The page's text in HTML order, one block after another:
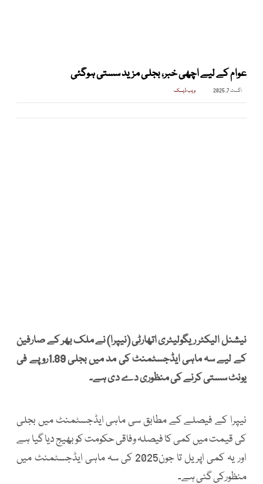
عوام کے لیے اچھی خبر، بجلی مزید سستی ہوگئی
اگست 7, 2025 ویب ڈیسک
نیشنل الیکٹر ریگولیٹری اتھارٹی (نیپرا) نے ملک بھر کے صارفین
کے لیے سہ ماہی ایڈجسٹمنٹ کی مد میں بجلی 1.89روپے فی
یونٹ سستی کرنے کی منظوری دے دی ہے۔
نیپرا کے فیصلے کے مطابق سی ماہی ایڈجسٹمنٹ میں بجلی
کی قیمت میں کمی کا فیصلہ وفاقی حکومت کو بھیج دیا گیا ہے
اور یہ کمی اپریل تا جون2025 کی سہ ماہی ایڈجسٹمنٹ میں
منظورکی گئی ہے۔